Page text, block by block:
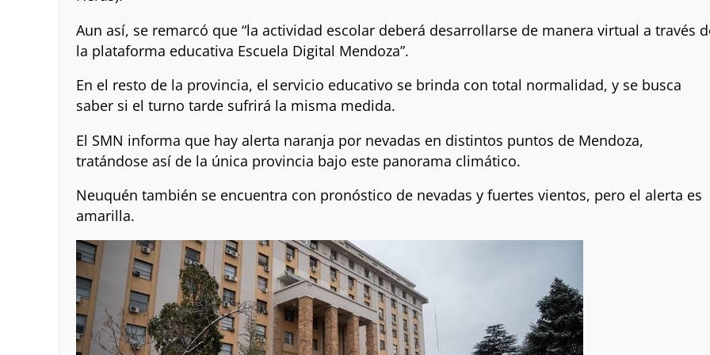
Aun así, se remarcó que “la actividad escolar deberá desarrollarse de manera virtual a través
la plataforma educativa Escuela Digital Mendoza”.
En el resto de la provincia, el servicio educativo se brinda con total normalidad, y se busca
saber si el turno tarde sufrirá la misma medida.
El SMN informa que hay alerta naranja por nevadas en distintos puntos de Mendoza,
tratándose así de la única provincia bajo este panorama climático.
Neuquén también se encuentra con pronóstico de nevadas y fuertes vientos, pero el alerta es
amarilla.